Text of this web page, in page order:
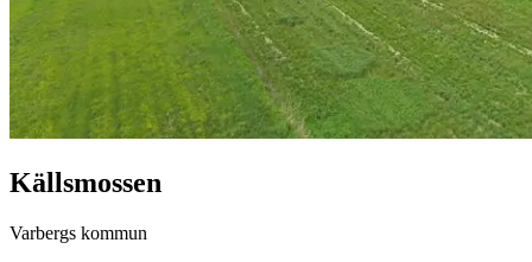
Källsmossen
Varbergs kommun